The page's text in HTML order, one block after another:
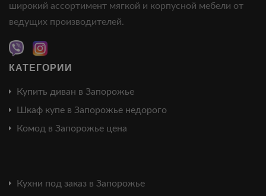
широкий ассортимент мягкой и корпусной мебели от
ведущих производителей.
КАТЕГОРИИ
Купить диван в Запорожье
Шкаф купе в Запорожье недорого
Комод в Запорожье цена
Кухни под заказ в Запорожье